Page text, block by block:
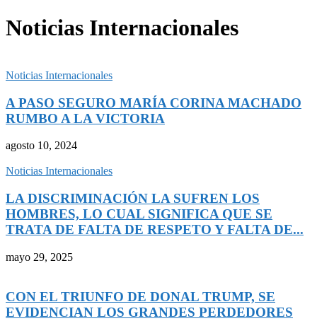
Noticias Internacionales
Noticias Internacionales
A PASO SEGURO MARÍA CORINA MACHADO
RUMBO A LA VICTORIA
agosto 10, 2024
Noticias Internacionales
LA DISCRIMINACIÓN LA SUFREN LOS
HOMBRES, LO CUAL SIGNIFICA QUE SE
TRATA DE FALTA DE RESPETO Y FALTA DE...
mayo 29, 2025
CON EL TRIUNFO DE DONAL TRUMP, SE
EVIDENCIAN LOS GRANDES PERDEDORES